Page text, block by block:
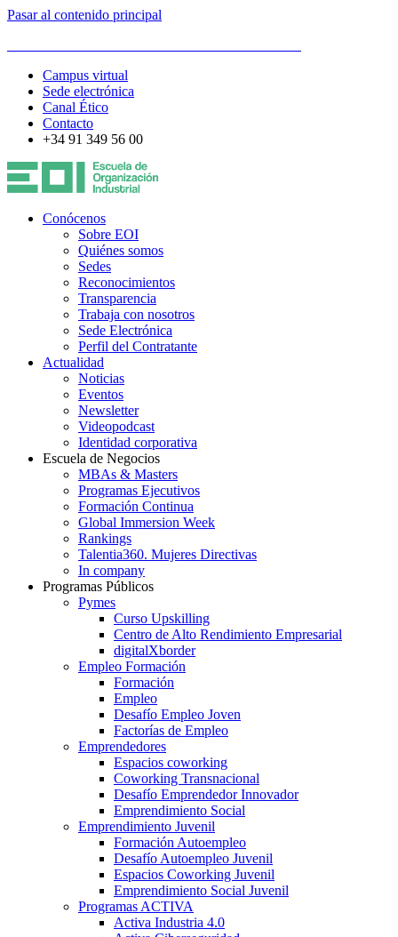
Pasar al contenido principal
Campus virtual
Sede electrónica
Canal Ético
Contacto
+34 91 349 56 00
Conócenos
Sobre EOI
Quiénes somos
Sedes
Reconocimientos
Transparencia
Trabaja con nosotros
Sede Electrónica
Perfil del Contratante
Actualidad
Noticias
Eventos
Newsletter
Videopodcast
Identidad corporativa
Escuela de Negocios
MBAs & Masters
Programas Ejecutivos
Formación Continua
Global Immersion Week
Rankings
Talentia360. Mujeres Directivas
In company
Programas Públicos
Pymes
Curso Upskilling
Centro de Alto Rendimiento Empresarial
digitalXborder
Empleo Formación
Formación
Empleo
Desafío Empleo Joven
Factorías de Empleo
Emprendedores
Espacios coworking
Coworking Transnacional
Desafío Emprendedor Innovador
Emprendimiento Social
Emprendimiento Juvenil
Formación Autoempleo
Desafío Autoempleo Juvenil
Espacios Coworking Juvenil
Emprendimiento Social Juvenil
Programas ACTIVA
Activa Industria 4.0